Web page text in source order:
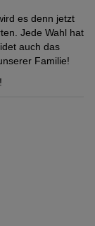
es denn jetzt
Jede Wahl hat
auch das
Familie!